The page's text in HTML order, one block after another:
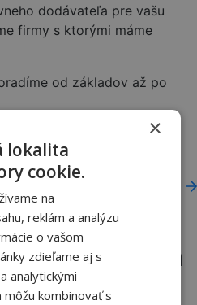
dodávateľa pre vašu
firmy s ktorými máme
od základov až po
o novinkách a
×
lokalita
cookie.
na
reklám a analýzu
o vašom
zdieľame aj s
analytickými
kombinovať s